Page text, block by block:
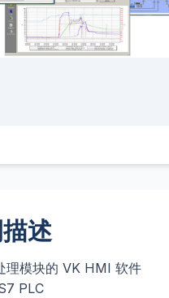
述
理模块的 VK HMI 软件
PLC